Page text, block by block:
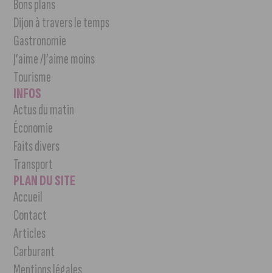
Bons plans
Dijon à travers le temps
Gastronomie
J’aime /J’aime moins
Tourisme
INFOS
Actus du matin
Économie
Faits divers
Transport
PLAN DU SITE
Accueil
Contact
Articles
Carburant